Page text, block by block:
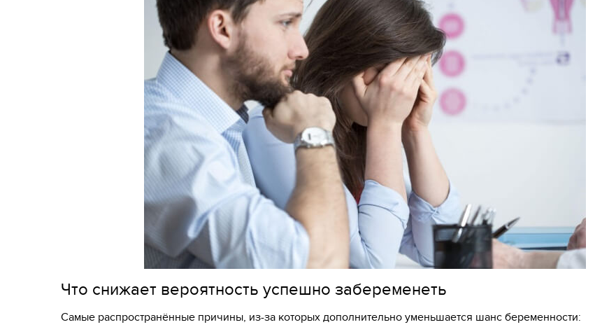
Что снижает вероятность успешно забеременеть
Самые распространённые причины, из-за которых дополнительно уменьшается шанс беременности: